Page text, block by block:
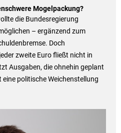
Mogelpackung?
die Bundesregierung
– ergänzend zum
Doch
zweite Euro fließt nicht in
Ausgaben, die ohnehin geplant
politische Weichenstellung